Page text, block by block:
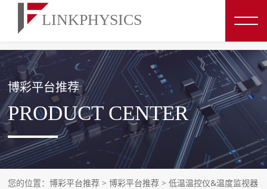
博彩平台推荐
博彩平台推荐
PRODUCT CENTER
您的位置：博彩平台推荐 >博彩平台推荐 >低温温控仪&温度监视器